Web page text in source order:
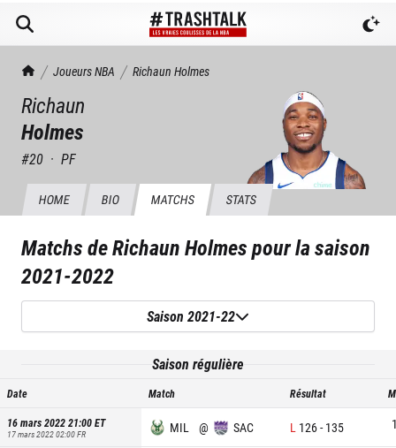
TrashTalk Actu NBA
Joueurs NBA Richaun Holmes
Richaun
Holmes
#20 · PF
HOME BIO MATCHS STATS
Matchs deRichaun Holmespour la saison
2021-2022
Saison 2021-22
Saison régulière
Date Match Résultat
16 mars 2022 21:00ET
17 mars 2022 02:00FR MIL @ SAC L 126- 135